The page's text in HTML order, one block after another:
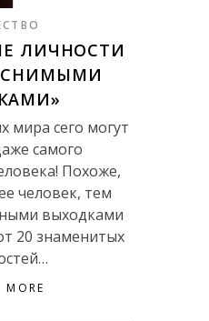
ЛИЧНОСТИ
мира сего могут
самого
Похоже,
человек, тем
выходками
20 знаменитых
MORE